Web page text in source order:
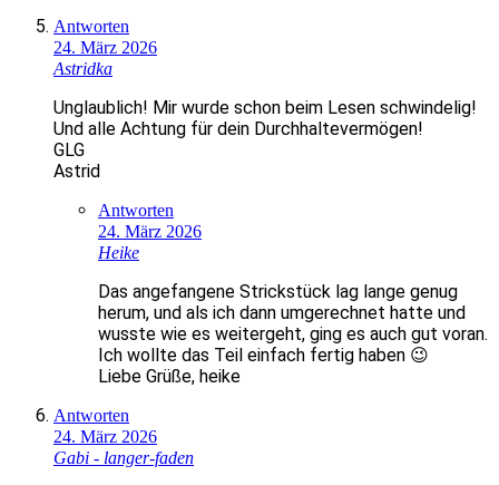
Antworten
24. März 2026
Astridka
Unglaublich! Mir wurde schon beim Lesen schwindelig!
Und alle Achtung für dein Durchhaltevermögen!
GLG
Astrid
Antworten
24. März 2026
Heike
Das angefangene Strickstück lag lange genug
herum, und als ich dann umgerechnet hatte und
wusste wie es weitergeht, ging es auch gut voran.
Ich wollte das Teil einfach fertig haben 😉
Liebe Grüße, heike
Antworten
24. März 2026
Gabi - langer-faden